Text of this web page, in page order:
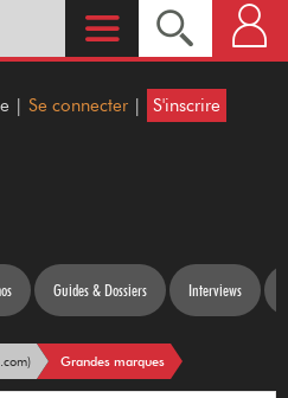
| Se connecter | S'inscrire
Guides & Dossiers Interviews
Grandes marques